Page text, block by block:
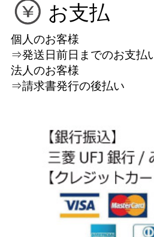
お支払
個人のお客様
⇒発送日前日までのお支払
法人のお客様
⇒請求書発行の後払い